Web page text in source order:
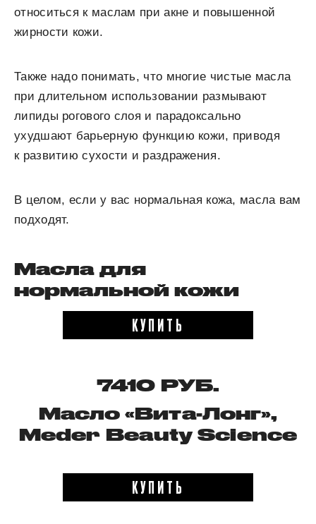
относиться к маслам при акне и повышенной
жирности кожи.
Также надо понимать, что многие чистые масла
при длительном использовании размывают
липиды рогового слоя и парадоксально
ухудшают барьерную функцию кожи, приводя
к развитию сухости и раздражения.
В целом, если у вас нормальная кожа, масла вам
подходят.
Масла для
нормальной кожи
КУПИТЬ
7410 РУБ.
Масло «Вита-Лонг»,
Meder Beauty Science
КУПИТЬ